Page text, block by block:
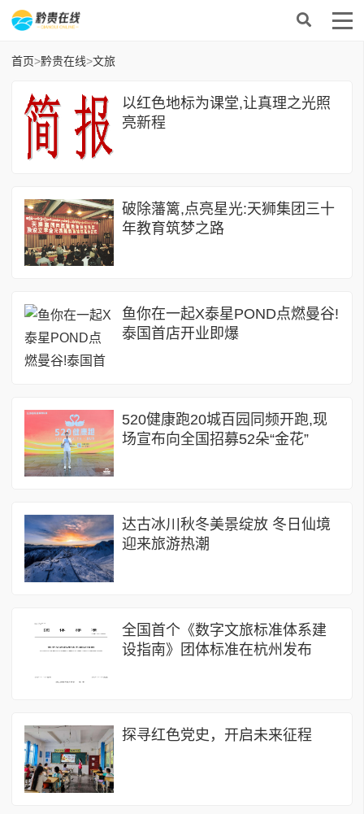
首页>黔贵在线>文旅
以红色地标为课堂,让真理之光照
亮新程
破除藩篱,点亮星光:天狮集团三十
年教育筑梦之路
鱼你在一起X泰星POND点燃曼谷!
泰国首店开业即爆
520健康跑20城百园同频开跑,现
场宣布向全国招募52朵“金花”
达古冰川秋冬美景绽放 冬日仙境
迎来旅游热潮
全国首个《数字文旅标准体系建
设指南》团体标准在杭州发布
探寻红色党史，开启未来征程